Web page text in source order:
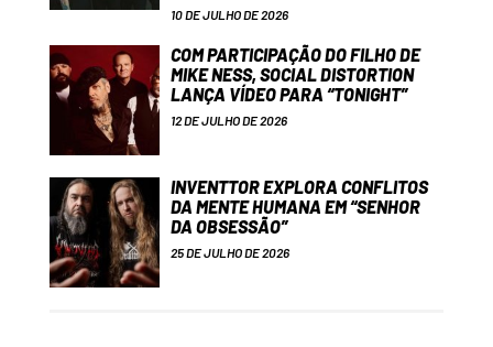
10 DE JULHO DE 2026
COM PARTICIPAÇÃO DO FILHO DE
MIKE NESS, SOCIAL DISTORTION
LANÇA VÍDEO PARA “TONIGHT”
12 DE JULHO DE 2026
INVENTTOR EXPLORA CONFLITOS
DA MENTE HUMANA EM “SENHOR
DA OBSESSÃO”
25 DE JULHO DE 2026